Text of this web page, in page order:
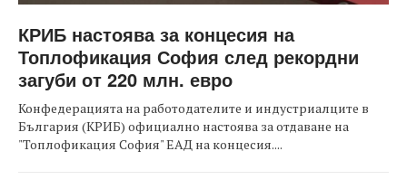
КРИБ настоява за концесия на
Топлофикация София след рекордни
загуби от 220 млн. евро
Конфедерацията на работодателите и индустриалците в
България (КРИБ) официално настоява за отдаване на
"Топлофикация София" ЕАД на концесия....